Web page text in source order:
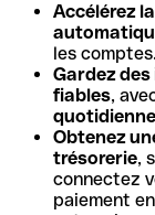
Accélérez
les comptes.
Gardez
fiables,
Obtenez
trésorerie,
connectez
paiement